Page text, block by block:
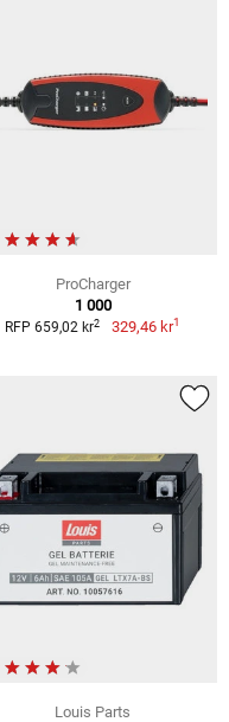
ProCharger
1 000
RFP 659,02 kr2 329,46 kr1
Louis Parts